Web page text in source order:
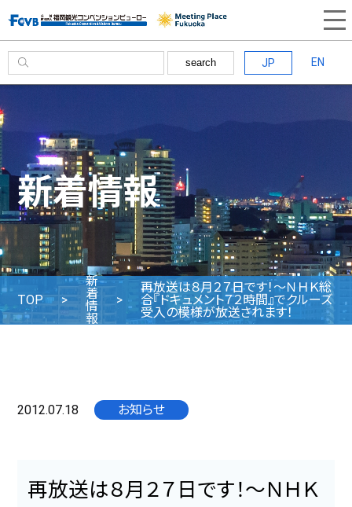
search JP EN
新着情報
TOP
新
着
情
報
再放送は８月２７日です！～ＮＨＫ総
合『ドキュメント７２時間』でクルーズ
受入の模様が放送されます！
2012.07.18 お知らせ
再放送は８月２７日です！～ＮＨＫ